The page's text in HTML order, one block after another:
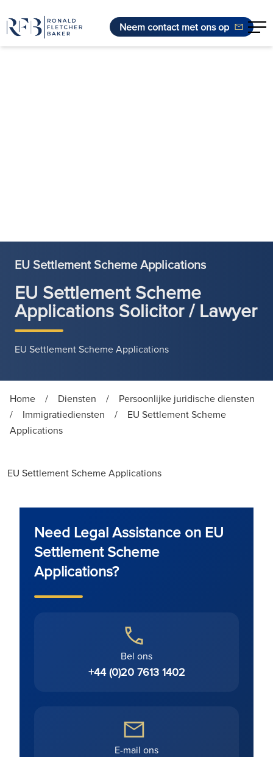
Neem contact met ons op
EU Settlement Scheme Applications
EU Settlement Scheme
Applications Solicitor / Lawyer
EU Settlement Scheme Applications
Home / Diensten /
Persoonlijke juridische diensten
/
Immigratiediensten /
EU Settlement Scheme
Applications
EU Settlement Scheme Applications
Need Legal Assistance on EU
Settlement Scheme
Applications?
Bel ons
+44 (0)20 7613 1402
E-mail ons